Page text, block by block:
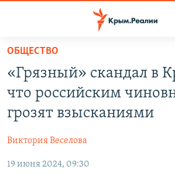
Вернуться
основному
содержанию
Вернутся
главной
навигации
Вернутся
СПЕЦПРОЕКТЫ
11 ЛЕТ ОККУПАЦИИ КРЫМА. 11 ИСТОРИЙ
ВОДА
ЕЩЕ
ИНТЕРАКТИВ
РАДІО СВОБОДА
ОБЩЕСТВО
«Грязный» скандал в
что российским
грозят взысканиями
Виктория Веселова
19 июня 2024, 09:30